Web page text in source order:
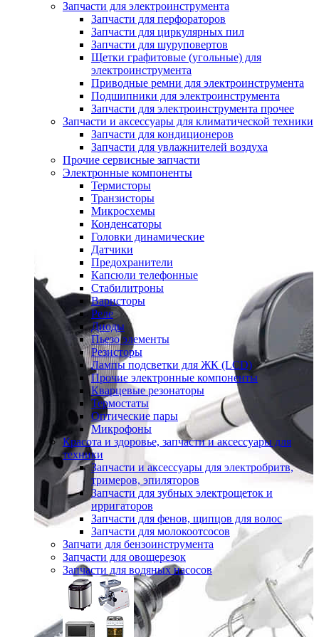
Запчасти для электроинструмента
Запчасти для перфораторов
Запчасти для циркулярных пил
Запчасти для шуруповертов
Щетки графитовые (угольные) для
электроинструмента
Приводные ремни для электроинструмента
Подшипники для электроинструмента
Запчасти для электроинструмента прочее
Запчасти и аксессуары для климатической техники
Запчасти для кондиционеров
Запчасти для увлажнителей воздуха
Прочие сервисные запчасти
Электронные компоненты
Термисторы
Транзисторы
Микросхемы
Конденсаторы
Головки динамические
Датчики
Предохранители
Капсюли телефонные
Стабилитроны
Варисторы
Реле
Диоды
Пьезо элементы
Резисторы
Лампы подсветки для ЖК (LCD)
Прочие электронные компоненты
Кварцевые резонаторы
Термостаты
Оптические пары
Микрофоны
Красота и здоровье, запчасти и аксессуары для
техники
Запчасти и аксессуары для электробритв,
тримеров, эпиляторов
Запчасти для зубных электрощеток и
ирригаторов
Запчасти для фенов, щипцов для волос
Запчасти для молокоотсосов
Запчати для бензоинструмента
Запчасти для овощерезок
Запчасти для водяных насосов